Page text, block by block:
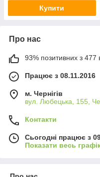
Купити
Про нас
93% позитивних з 477
Працює з 08.11.2016
м. Чернігів
вул. Любецька, 155,
Контакти
Сьогодні працює з
Показати весь